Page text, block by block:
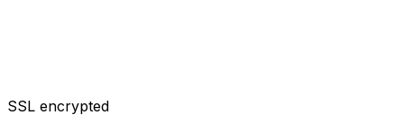
SSL encrypted